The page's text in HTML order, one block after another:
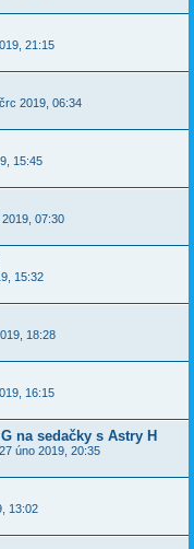
21:15
2019, 06:34
15:45
07:30
15:32
18:28
16:15
na sedačky s Astry H
27 úno 2019, 20:35
13:02